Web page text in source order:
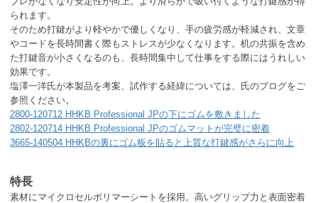
られます。
そのため打鍵がより軽やかで優しくなり、手の疲労感が軽減され、文章
やコードを長時間書く際もストレスが少なくなります。机の共振を含め
た打鍵音が小さくなるのも、長時間集中して仕事をする際にはうれしい
効果です。
塩澤一洋氏が本製品を考案、試作する経緯については、氏のブログをご
参照ください。
2800-120712 HHKB Professional JPの下にゴムを敷きました
2802-120714 HHKB Professional JPのゴムマットが完璧に密着
3665-140504 HHKBの裏にゴム板を貼ると上質な打鍵感がさらに向上
特長
素材にマイクロセルポリマーシートを採用。高いグリップ力と表面密着